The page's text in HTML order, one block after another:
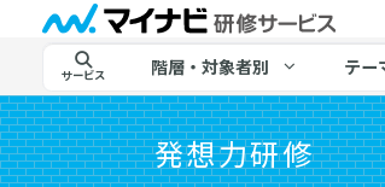
サービス 階層・対象者別 テー
発想力研修